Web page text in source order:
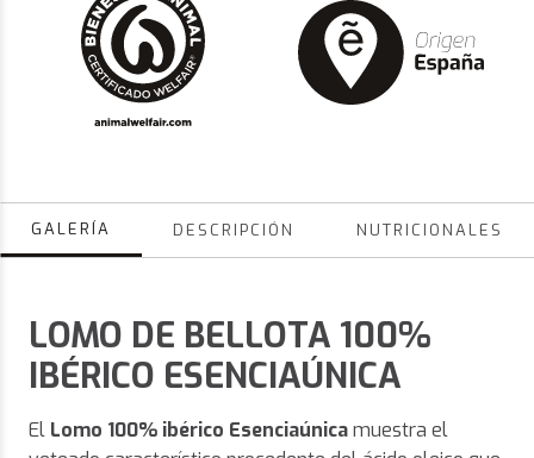
GALERÍA DESCRIPCIÓN NUTRICIONALES
LOMO DE BELLOTA 100%
IBÉRICO ESENCIAÚNICA
El Lomo 100% ibérico Esenciaúnicamuestra el